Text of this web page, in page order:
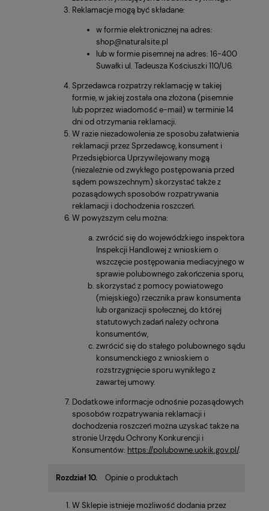
Reklamacje mogą być składane:
w formie elektronicznej na adres:
shop@naturalsite.pl
lub w formie pisemnej na adres: 16-400
Suwałki ul. Tadeusza Kościuszki 110/U6.
Sprzedawca rozpatrzy reklamację w takiej
formie, w jakiej została ona złożona (pisemnie
lub poprzez wiadomość e-mail) w terminie 14
dni od otrzymania reklamacji.
W razie niezadowolenia ze sposobu załatwienia
reklamacji przez Sprzedawcę, konsument i
Przedsiębiorca Uprzywilejowany mogą
(niezależnie od zwykłego postępowania przed
sądem powszechnym) skorzystać także z
pozasądowych sposobów rozpatrywania
reklamacji i dochodzenia roszczeń.
W powyższym celu można:
zwrócić się do wojewódzkiego inspektora
Inspekcji Handlowej z wnioskiem o
wszczęcie postępowania mediacyjnego w
sprawie polubownego zakończenia sporu,
skorzystać z pomocy powiatowego
(miejskiego) rzecznika praw konsumenta
lub organizacji społecznej, do której
statutowych zadań należy ochrona
konsumentów,
zwrócić się do stałego polubownego sądu
konsumenckiego z wnioskiem o
rozstrzygnięcie sporu wynikłego z
zawartej umowy.
Dodatkowe informacje odnośnie pozasądowych
sposobów rozpatrywania reklamacji i
dochodzenia roszczeń można uzyskać także na
stronie Urzędu Ochrony Konkurencji i
Konsumentów: https://polubowne.uokik.gov.pl/.
Rozdział 10. Opinie o produktach
W Sklepie istnieje możliwość dodania przez